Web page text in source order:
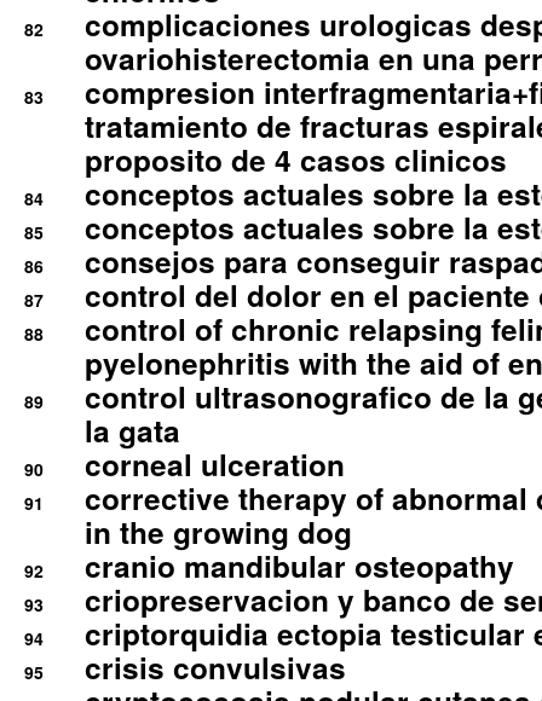
82
complicaciones urologicas
ovariohisterectomia en una
83
compresion
tratamiento de fracturas
proposito de 4 casos clinicos
84 conceptos actuales sobre la
85 conceptos actuales sobre la
86 consejos para conseguir
87 control del dolor en el
88
control of chronic relapsing
pyelonephritis with the aid of
89
control ultrasonografico de la
la gata
90 corneal ulceration
91
corrective therapy of abnormal
in the growing dog
92 cranio mandibular osteopathy
93 criopreservacion y banco de
94 criptorquidia ectopia testicular
95 crisis convulsivas